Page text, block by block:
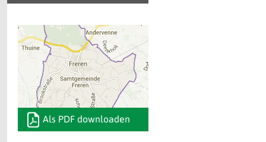
Als PDF downloaden